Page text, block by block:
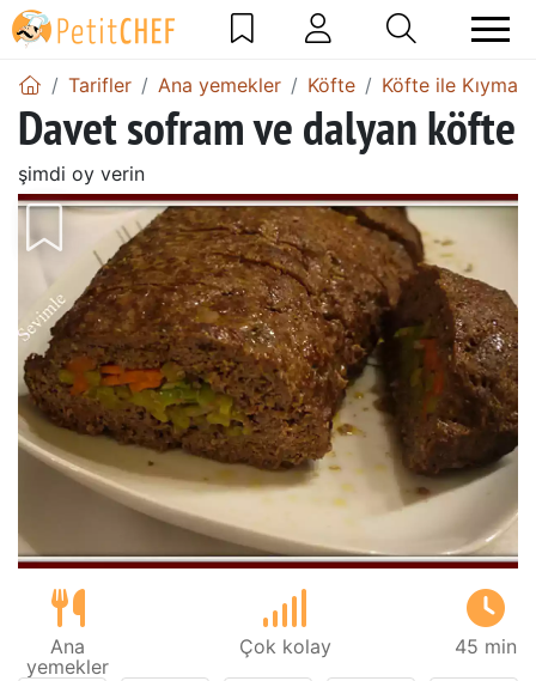
Tarifler Ana yemekler Köfte Köfte ile Kıyma
Davet sofram ve dalyan köfte
şimdi oy verin
Ana
yemekler
Çok kolay 45 min